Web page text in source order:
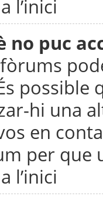
l’inici
no puc
possible
hi una
en
per que
l’inici